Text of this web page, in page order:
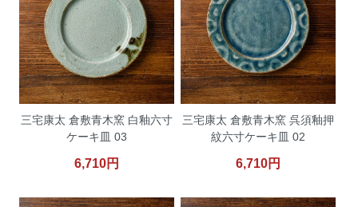
三宅康太 倉敷青木窯 白釉六寸
ケーキ皿 03
6,710円
三宅康太 倉敷青木窯 呉須釉押
紋六寸ケーキ皿 02
6,710円